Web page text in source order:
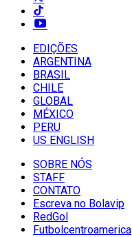
EDIÇÕES
ARGENTINA
BRASIL
CHILE
GLOBAL
MÉXICO
PERU
US ENGLISH
SOBRE NÓS
STAFF
CONTATO
Escreva no Bolavip
RedGol
Futbolcentroamerica